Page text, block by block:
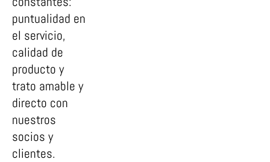
puntualidad en
el servicio,
calidad de
producto y
trato amable y
directo con
nuestros
socios y
clientes.